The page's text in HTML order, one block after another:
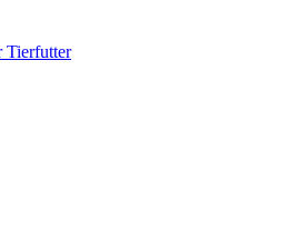
Tierfutter